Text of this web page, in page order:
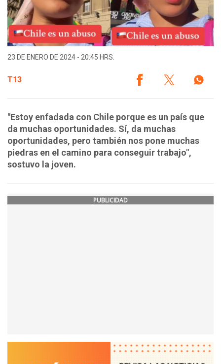
23 DE ENERO DE 2024 - 20:45 HRS.
T13
"Estoy enfadada con Chile porque es un país que
da muchas oportunidades. Sí, da muchas
oportunidades, pero también nos pone muchas
piedras en el camino para conseguir trabajo",
sostuvo la joven.
PUBLICIDAD